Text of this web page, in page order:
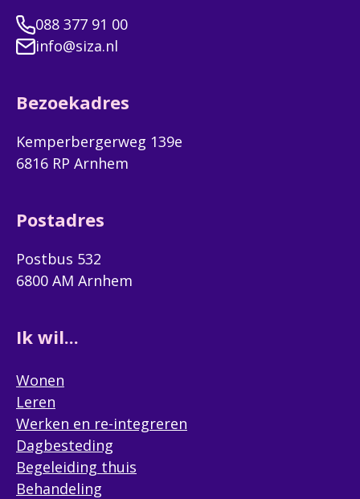
088 377 91 00
info@siza.nl
Bezoekadres
Kemperbergerweg 139e
6816 RP Arnhem
Postadres
Postbus 532
6800 AM Arnhem
Ik wil...
Wonen
Leren
Werken en re-integreren
Dagbesteding
Begeleiding thuis
Behandeling